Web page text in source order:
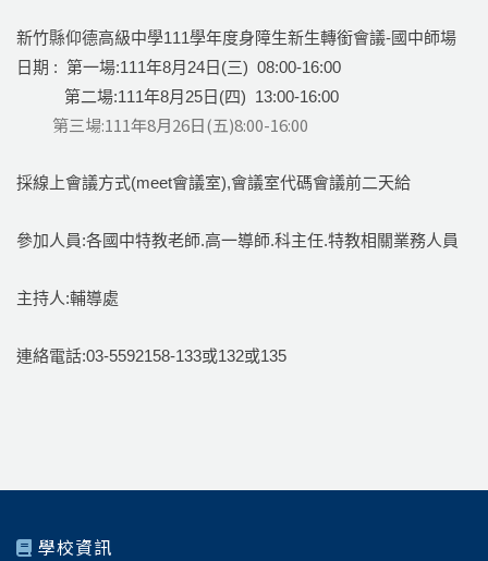
新竹縣仰德高級中學111學年度身障生新生轉銜會議-國中師場
日期 : 第一場:111年8月24日(三) 08:00-16:00
第二場:111年8月25日(四) 13:00-16:00
第三場:111年8月26日(五)8:00-16:00
採線上會議方式(meet會議室),會議室代碼會議前二天給
參加人員:各國中特教老師.高一導師.科主任.特教相關業務人員
主持人:輔導處
連絡電話:03-5592158-133或132或135
學校資訊